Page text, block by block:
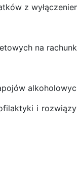
z
na
i